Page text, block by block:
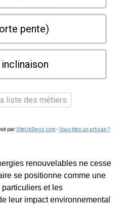
pente)
liste des métiers
parViteUnDevis.com -Vous êtes un artisan ?
renouvelables ne cesse
se positionne comme une
et les
leur impact environnemental